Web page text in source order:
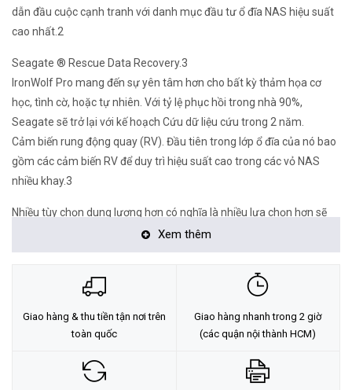
dẫn đầu cuộc cạnh tranh với danh mục đầu tư ổ đĩa NAS hiệu suất
cao nhất.2
Seagate ® Rescue Data Recovery.3
IronWolf Pro mang đến sự yên tâm hơn cho bất kỳ thảm họa cơ
học, tình cờ, hoặc tự nhiên. Với tỷ lệ phục hồi trong nhà 90%,
Seagate sẽ trở lại với kế hoạch Cứu dữ liệu cứu trong 2 năm.
Cảm biến rung động quay (RV). Đầu tiên trong lớp ổ đĩa của nó bao
gồm các cảm biến RV để duy trì hiệu suất cao trong các vỏ NAS
nhiều khay.3
Nhiều tùy chọn dung lượng hơn có nghĩa là nhiều lựa chọn hơn sẽ
phù hợp trong ngân sách Seagate cung cấp một giải pháp mở rộng
cho mọi tình huống sử dụng NAS.
Làm nhiều hơn trong môi trường nhiều người dùng. IronWolf cung
Nhiều người dùng có thể tự tin tải lên và tải dữ liệu xuống máy chủ
NAS, biết IronWolf có thể xử lý khối lượng công việc, cho dù bạn là
một chuyên gia sáng tạo nhỏ kinh doanh.
Xem thêm
Giao hàng & thu tiền tận nơi trên
toàn quốc
Giao hàng nhanh trong 2 giờ
(các quận nội thành HCM)